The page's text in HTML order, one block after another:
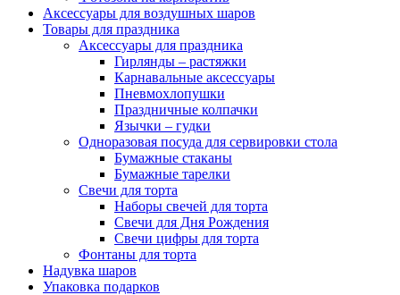
Аксессуары для воздушных шаров
Товары для праздника
Аксессуары для праздника
Гирлянды – растяжки
Карнавальные аксессуары
Пневмохлопушки
Праздничные колпачки
Язычки – гудки
Одноразовая посуда для сервировки стола
Бумажные стаканы
Бумажные тарелки
Свечи для торта
Наборы свечей для торта
Свечи для Дня Рождения
Свечи цифры для торта
Фонтаны для торта
Надувка шаров
Упаковка подарков